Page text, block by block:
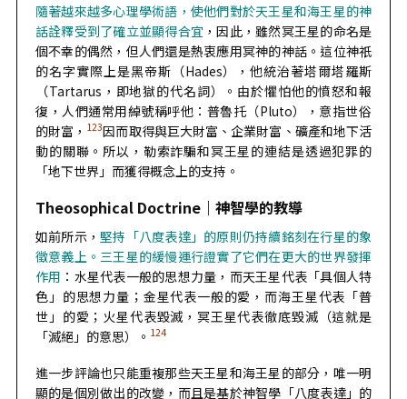
隨著越來越多心理學術語，使他們對於天王星和海王星的神
話詮釋受到了確立並顯得合宜 ，因此，雖然冥王星的命名是
個不幸的偶然，但人們還是熱衷應用冥神的神話。這位神祇
的名字實際上是黑帝斯（Hades），他統治著塔爾塔羅斯
（Tartarus，即地獄的代名詞）。由於懼怕他的憤怒和報
復，人們通常用綽號稱呼他：普魯托（Pluto），意指世俗
的財富， 123因而取得與巨大財富、企業財富、礦產和地下活
動的關聯。所以，勒索詐騙和冥王星的連結是透過犯罪的
「地下世界」而獲得概念上的支持。
Theosophical Doctrine｜ 神智學的教導
如前所示，堅持「八度表達」的原則仍持續銘刻在行星的象
徵意義上。三王星的緩慢運行證實了它們在更大的世界發揮
作用 ：水星代表一般的思想力量，而天王星代表「具個人特
色」的思想力量；金星代表一般的愛，而海王星代表「普
世」的愛；火星代表毀滅，冥王星代表徹底毀滅（這就是
「滅絕」的意思）。 124
進一步評論也只能重複那些天王星和海王星的部分，唯一明
顯的是個別做出的改變，而且是基於神智學「八度表達」的